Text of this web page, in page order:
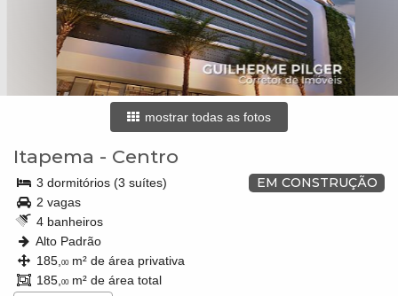
mostrar todas as fotos
Itapema - Centro
EM CONSTRUÇÃO
3 dormitórios (3 suítes)
2 vagas
4 banheiros
Alto Padrão
185, 00m² de área privativa
185, 00m² de área total